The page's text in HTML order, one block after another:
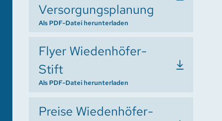
Versorgungsplanung
Als PDF-Datei herunterladen
Flyer Wiedenhöfer-
Stift
Als PDF-Datei herunterladen
Preise Wiedenhöfer-